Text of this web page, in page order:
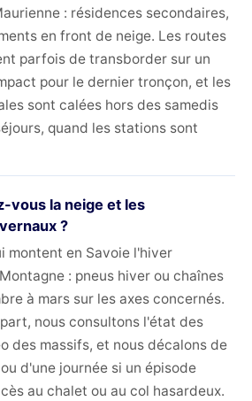
: résidences secondaires,
en front de neige. Les routes
parfois de transborder sur un
pour le dernier tronçon, et les
sont calées hors des samedis
quand les stations sont
vous la neige et les
?
montent en Savoie l'hiver
: pneus hiver ou chaînes
à mars sur les axes concernés.
nous consultons l'état des
des massifs, et nous décalons de
d'une journée si un épisode
au chalet ou au col hasardeux.